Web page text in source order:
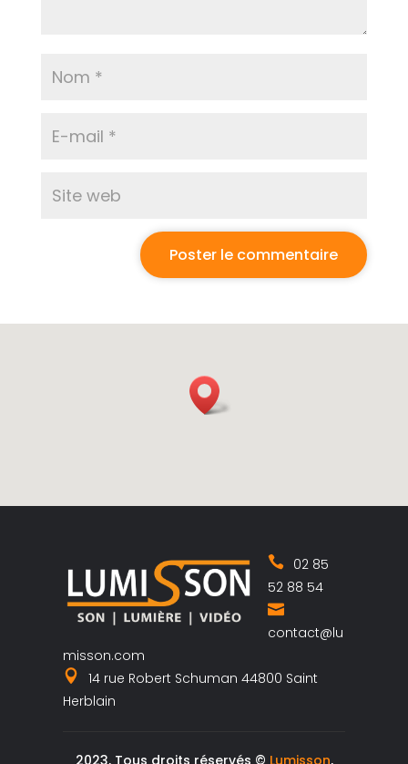
02 85
52 88 54
contact@lu
misson.com
14 rue Robert Schuman 44800 Saint
Herblain
2023, Tous droits réservés © Lumisson,